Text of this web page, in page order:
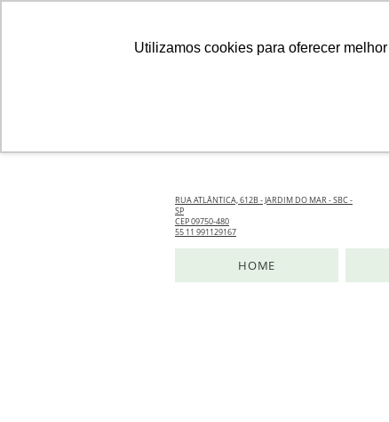
Utilizamos cookies para oferecer
RUA ATLÂNTICA, 612B - JARDIM DO MAR - SBC -
SP
CEP 09750-480
55 11 991129167
HOME